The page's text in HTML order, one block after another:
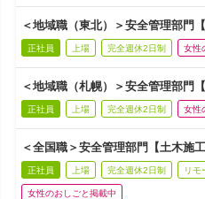
＜地域職（東北）＞安全管理部門
正社員 上場 完全週休2日制 女性
＜地域職（札幌）＞安全管理部門
正社員 上場 完全週休2日制 女性
＜全国職＞安全管理部門【土木施
正社員 上場 完全週休2日制 リモ
女性のおしごと掲載中